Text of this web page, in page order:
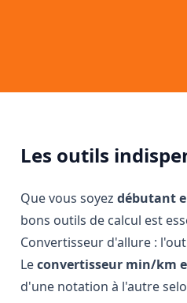
Les outils
Que vous soyez débutant
bons outils de calcul est
Convertisseur d'allure :
Leconvertisseur min/km
d'une notation à l'autre